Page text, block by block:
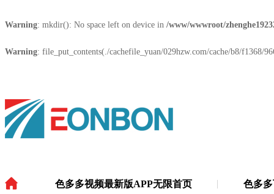
Warning: mkdir(): No space left on device in /www/wwwroot/
Warning: file_put_contents(./cachefile_yuan/029hzw.com/cache/b8/
色多多视频最新版APP无限首页 色多